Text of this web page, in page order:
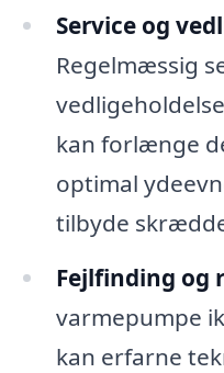
Service og
Regelmæssig
kan forlænge
optimal
tilbyde
Fejlfinding og
varmepumpe
kan erfarne